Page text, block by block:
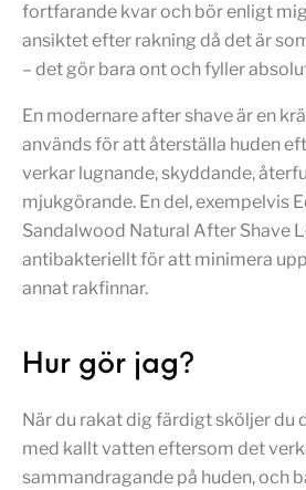
fortfarande kvar och bör enligt
ansiktet efter rakning då det är
– det gör bara ont och fyller
En modernare after shave är en
används för att återställa huden
verkar lugnande, skyddande,
mjukgörande. En del, exempelvis
Sandalwood Natural After Shave
antibakteriellt för att minimera
annat rakfinnar.
Hur gör jag?
När du rakat dig färdigt sköljer du
med kallt vatten eftersom det
sammandragande på huden, och